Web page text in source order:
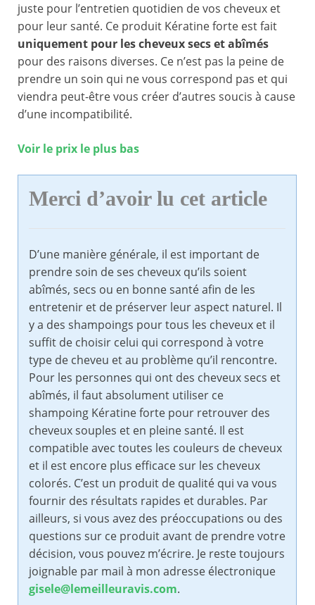
juste pour l’entretien quotidien de vos cheveux et
pour leur santé. Ce produit Kératine forte est fait
uniquement pour les cheveux secs et abîmés
pour des raisons diverses. Ce n’est pas la peine de
prendre un soin qui ne vous correspond pas et qui
viendra peut-être vous créer d’autres soucis à cause
d’une incompatibilité.
Voir le prix le plus bas
Merci d’avoir lu cet article
D’une manière générale, il est important de
prendre soin de ses cheveux qu’ils soient
abîmés, secs ou en bonne santé afin de les
entretenir et de préserver leur aspect naturel. Il
y a des shampoings pour tous les cheveux et il
suffit de choisir celui qui correspond à votre
type de cheveu et au problème qu’il rencontre.
Pour les personnes qui ont des cheveux secs et
abîmés, il faut absolument utiliser ce
shampoing Kératine forte pour retrouver des
cheveux souples et en pleine santé. Il est
compatible avec toutes les couleurs de cheveux
et il est encore plus efficace sur les cheveux
colorés. C’est un produit de qualité qui va vous
fournir des résultats rapides et durables. Par
ailleurs, si vous avez des préoccupations ou des
questions sur ce produit avant de prendre votre
décision, vous pouvez m’écrire. Je reste toujours
joignable par mail à mon adresse électronique
gisele@lemeilleuravis.com.